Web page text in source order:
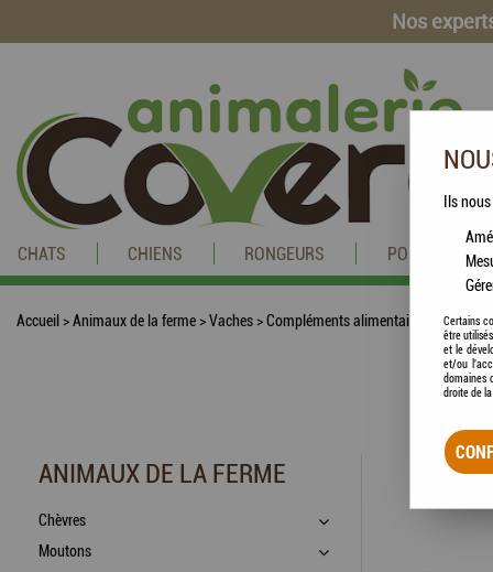
Nos
CHATS CHIENS RONGEURS POISSONS
Accueil >Animaux de la ferme>Vaches>Compléments alimentaires
ANIMAUX DE LA FERME
Chèvres
Moutons
Ils
Certains
être
et le
et/ou
domaines
droite de